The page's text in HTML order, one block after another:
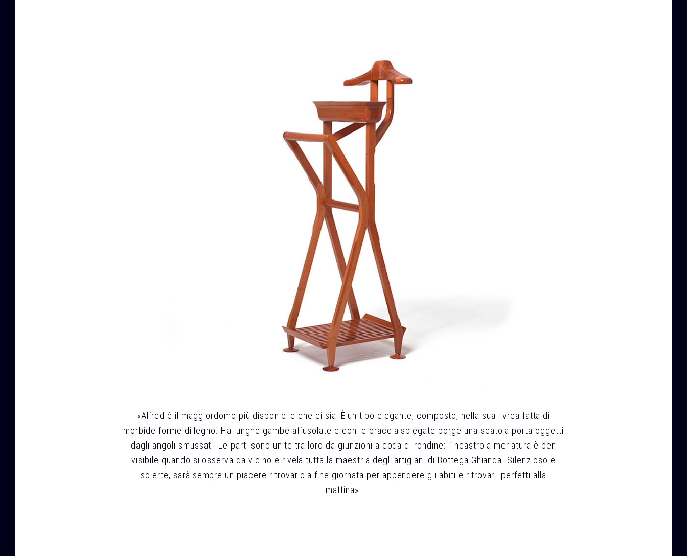
«Alfred è il maggiordomo più disponibile che ci sia! È un tipo elegante, composto, nella sua livrea fatta di
morbide forme di legno. Ha lunghe gambe affusolate e con le braccia spiegate porge una scatola porta oggetti
dagli angoli smussati. Le parti sono unite tra loro da giunzioni a coda di rondine: l’incastro a merlatura è ben
visibile quando si osserva da vicino e rivela tutta la maestria degli artigiani di Bottega Ghianda. Silenzioso e
solerte, sarà sempre un piacere ritrovarlo a fine giornata per appendere gli abiti e ritrovarli perfetti alla
mattina».